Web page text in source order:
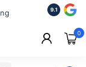
ISO
2.500+
9.1
0